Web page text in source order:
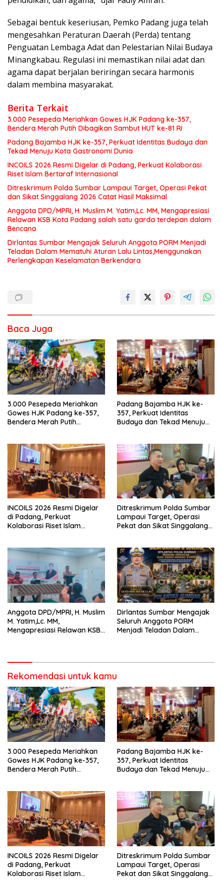
Sebagai bentuk keseriusan, Pemko Padang juga telah
mengesahkan Peraturan Daerah (Perda) tentang
Penguatan Lembaga Adat dan Pelestarian Nilai Budaya
Minangkabau. Regulasi ini memastikan nilai adat dan
agama dapat berjalan beriringan secara harmonis
dalam membina masyarakat.
Berita Terkait
3.000 Pesepeda Meriahkan Gowes HJK Padang ke-357,
Bendera Merah Putih Dibagikan Sambut HUT ke-81 RI
Padang Bajamba HJK ke-357, Perkuat Identitas Budaya dan
Tekad Menuju Kota Gastronomi Dunia
INCOILS 2026 Resmi Digelar di Padang, Perkuat Kolaborasi
Riset Islam Bertaraf Internasional
Ditreskrimum Polda Sumbar Lampaui Target, Operasi Pekat
dan Sikat Singgalang 2026 Catat Hasil Maksimal
Anggota DPD/MPRI, H. Muslim M. Yatim,Lc. MM, Mengapresiasi
Relawan KSB Kota Padang salah satu garda terdepan dalam
Bencana
Dirlantas Sumbar Mengajak Seluruh Anggota PORM Menjadi
Teladan Dalam Mematuhi Aturan Lalu Lintas,Menggunakan
Perlengkapan Keselamatan Berkendara
Baca Juga
3.000 Pesepeda Meriahkan
Gowes HJK Padang ke-357,
Bendera Merah Putih
Padang Bajamba HJK ke-
357, Perkuat Identitas
Budaya dan Tekad Menuju
INCOILS 2026 Resmi Digelar
di Padang, Perkuat
Kolaborasi Riset Islam
Ditreskrimum Polda Sumbar
Lampaui Target, Operasi
Pekat dan Sikat Singgalang
Anggota DPD/MPRI, H. Muslim
M. Yatim,Lc. MM,
Mengapresiasi Relawan KSB
Dirlantas Sumbar Mengajak
Seluruh Anggota PORM
Menjadi Teladan Dalam
Berkendara
Rekomendasi untuk kamu
3.000 Pesepeda Meriahkan
Gowes HJK Padang ke-357,
Bendera Merah Putih
Padang Bajamba HJK ke-
357, Perkuat Identitas
Budaya dan Tekad Menuju
INCOILS 2026 Resmi Digelar
di Padang, Perkuat
Kolaborasi Riset Islam
Ditreskrimum Polda Sumbar
Lampaui Target, Operasi
Pekat dan Sikat Singgalang